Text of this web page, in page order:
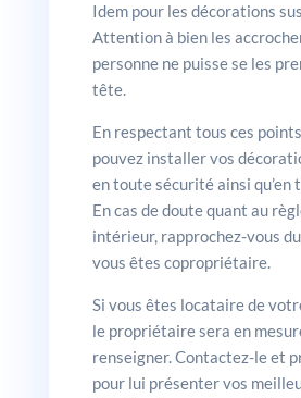
Idem pour les décorations
Attention à bien les
personne ne puisse se les
tête.
En respectant tous ces
pouvez installer vos
en toute sécurité ainsi qu’en
En cas de doute quant au
intérieur, rapprochez-vous
vous êtes copropriétaire.
Si vous êtes locataire de
le propriétaire sera en
renseigner. Contactez-le et
pour lui présenter vos